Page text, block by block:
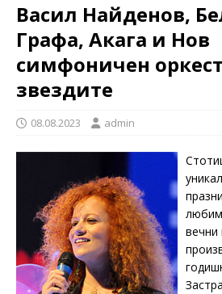
Васил Найденов,
Графа, Акага и Нов
симфоничен
звездите
08.08.2023 admin
вечни